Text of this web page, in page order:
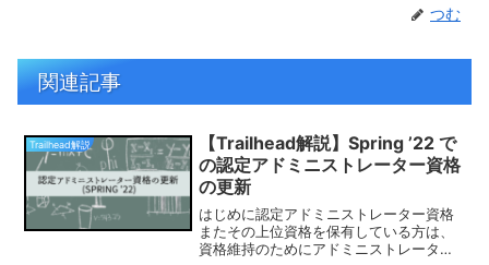
つむ
関連記事
Trailhead解説
【Trailhead解説】Spring ’22 で
の認定アドミニストレーター資格
の更新
はじめに認定アドミニストレーター資格
またその上位資格を保有している方は、
資格維持のためにアドミニストレーター